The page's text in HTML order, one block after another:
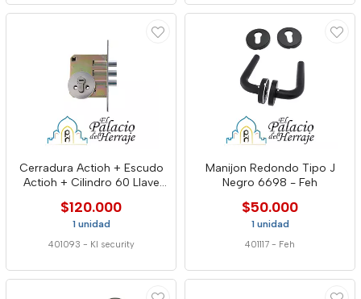
Cerradura Actioh + Escudo
Actioh + Cilindro 60 Llave
$120.000
1 unidad
401093 - Kl security
Manijon Redondo Tipo J
Negro 6698 - Feh
$50.000
1 unidad
401117 - Feh